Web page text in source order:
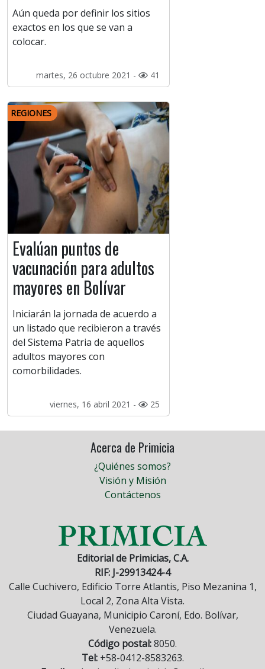
Aún queda por definir los sitios
exactos en los que se van a
colocar.
martes, 26 octubre 2021 - 41
REGIONES
Evalúan puntos de
vacunación para adultos
mayores en Bolívar
Iniciarán la jornada de acuerdo a
un listado que recibieron a través
del Sistema Patria de aquellos
adultos mayores con
comorbilidades.
viernes, 16 abril 2021 - 25
Acerca de Primicia
¿Quiénes somos?
Visión y Misión
Contáctenos
Editorial de Primicias, C.A.
RIF: J-29913424-4
Calle Cuchivero, Edificio Torre Atlantis, Piso Mezanina 1,
Local 2, Zona Alta Vista.
Ciudad Guayana, Municipio Caroní, Edo. Bolívar,
Venezuela.
Código postal:8050.
Tel:+58-0412-8583263.